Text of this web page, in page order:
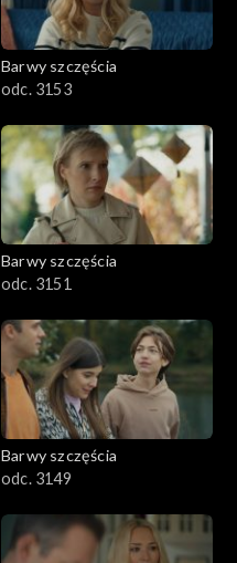
Barwy szczęścia
odc. 3153
Barwy szczęścia
odc. 3151
Barwy szczęścia
odc. 3149